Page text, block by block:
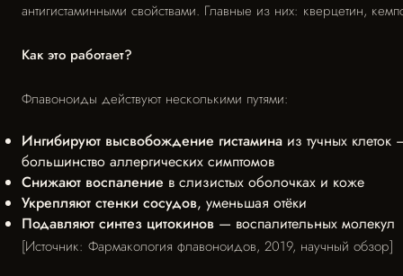
антигистаминными свойствами. Главные из них: кверцетин,
Как это работает?
Флавоноиды действуют несколькими путями:
Ингибируют высвобождение гистамина из тучных
большинство аллергических симптомов
Снижают воспаление в слизистых оболочках и коже
Укрепляют стенки сосудов, уменьшая отёки
Подавляют синтез цитокинов — воспалительных молекул
[Источник: Фармакология флавоноидов, 2019, научный обзор]